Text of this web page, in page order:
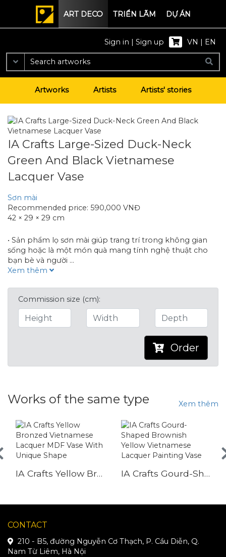
ART DECO TRIỂN LÃM DỰ ÁN
Sign in | Sign up VN | EN
Artworks Artists Artists' stories
IA Crafts Large-Sized Duck-Neck
Green And Black Vietnamese
Lacquer Vase
Sơn mài
Recommended price: 590,000 VNĐ
42 × 29 × 29 cm
• Sản phẩm lọ sơn mài giúp trang trí trong không gian
sống hoặc là một món quà mang tính nghệ thuật cho
bạn bè và người ...
Xem thêm
Commission size (cm):
Order
Works of the same type Xem thêm
IA Crafts Yellow Bronzed Vietnamese Lacquer MDF Vase With Unique Shape IA Crafts Gourd-Shaped Brownish Yellow Vietnamese Lacquer Painting Vase
CONTACT
210 - B5, đường Nguyễn Cơ Thạch, P. Cầu Diễn, Q.
Nam Từ Liêm, Hà Nội